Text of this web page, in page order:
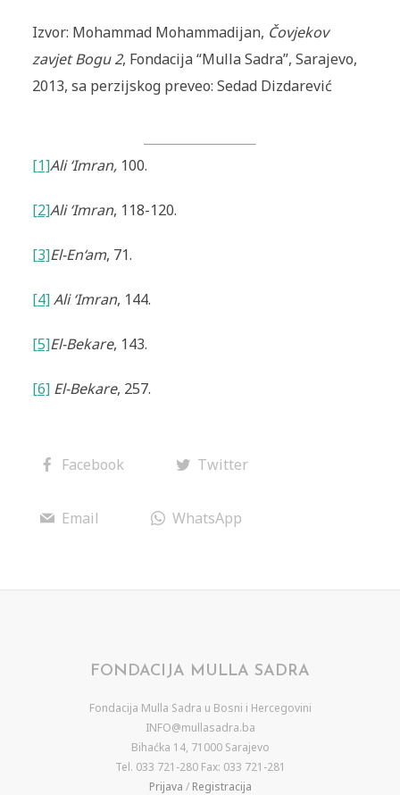
Izvor: Mohammad Mohammadijan, Čovjekov
zavjet Bogu 2, Fondacija “Mulla Sadra”, Sarajevo,
2013, sa perzijskog preveo: Sedad Dizdarević
[1]Ali ‘Imran,100.
[2]Ali ‘Imran, 118-120.
[3]El-En‘am, 71.
[4]Ali ‘Imran, 144.
[5]El-Bekare, 143.
[6]El-Bekare, 257.
Facebook Twitter
Email WhatsApp
FONDACIJA MULLA SADRA
Fondacija Mulla Sadra u Bosni i Hercegovini
INFO@mullasadra.ba
Bihaćka 14, 71000 Sarajevo
Tel. 033 721-280 Fax: 033 721-281
Prijava / Registracija